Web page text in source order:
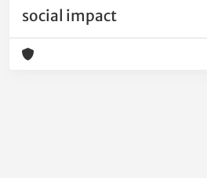
social impact